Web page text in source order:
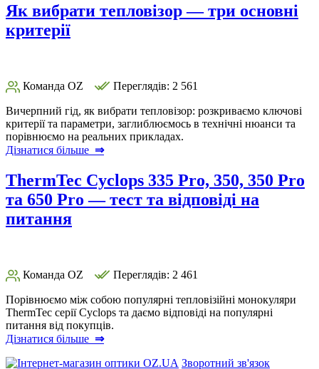
Як вибрати тепловізор — три основні
критерії
Команда OZ Переглядів: 2 561
Вичерпний гід, як вибрати тепловізор: розкриваємо ключові
критерії та параметри, заглиблюємось в технічні нюанси та
порівнюємо на реальних прикладах.
Дізнатися більше ⇒
ThermTec Cyclops 335 Pro, 350, 350 Pro
та 650 Pro — тест та відповіді на
питання
Команда OZ Переглядів: 2 461
Порівнюємо між собою популярні тепловізійні монокуляри
ThermTec серії Cyclops та даємо відповіді на популярні
питання від покупців.
Дізнатися більше ⇒
Зворотний зв'язок